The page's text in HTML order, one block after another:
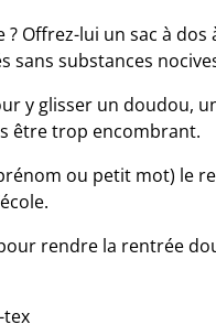
Offrez-lui un sac à dos
sans substances
y glisser un doudou,
être trop encombrant.
ou petit mot) le
rendre la rentrée
tex